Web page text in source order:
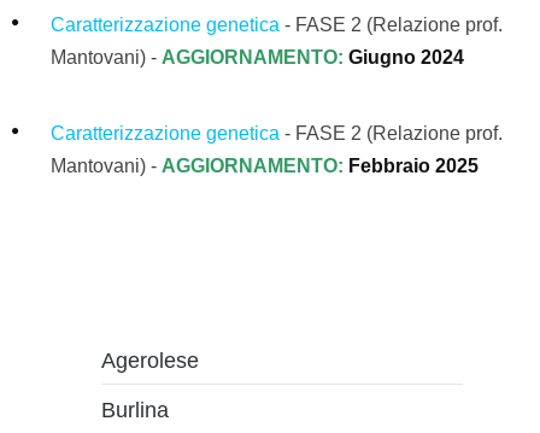
Caratterizzazione genetica - FASE 2 (Relazione prof.
Mantovani) - AGGIORNAMENTO: Giugno 2024
Caratterizzazione genetica - FASE 2 (Relazione prof.
Mantovani) - AGGIORNAMENTO: Febbraio 2025
Agerolese
Burlina